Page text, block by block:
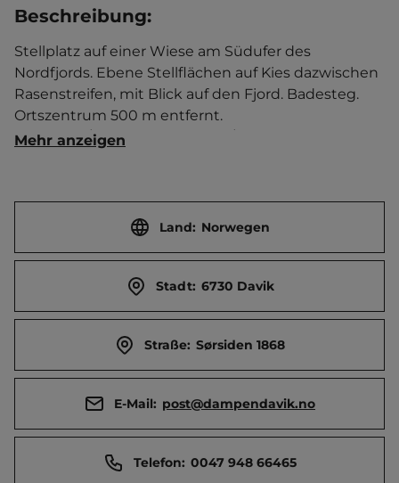
Beschreibung:
Stellplatz auf einer Wiese am Südufer des
Nordfjords. Ebene Stellflächen auf Kies dazwischen
Rasenstreifen, mit Blick auf den Fjord. Badesteg.
Ortszentrum 500 m entfernt.
Touristen-/Dauerstellplätze 48/0.
Mehr anzeigen
Land: Norwegen
Stadt: 6730 Davik
Straße: Sørsiden 1868
E-Mail: post@dampendavik.no
Telefon: 0047 948 66465